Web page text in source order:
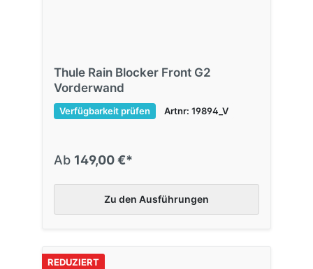
Thule Rain Blocker Front G2
Vorderwand
Verfügbarkeit prüfen Artnr: 19894_V
Ab 149,00 €*
Zu den Ausführungen
REDUZIERT